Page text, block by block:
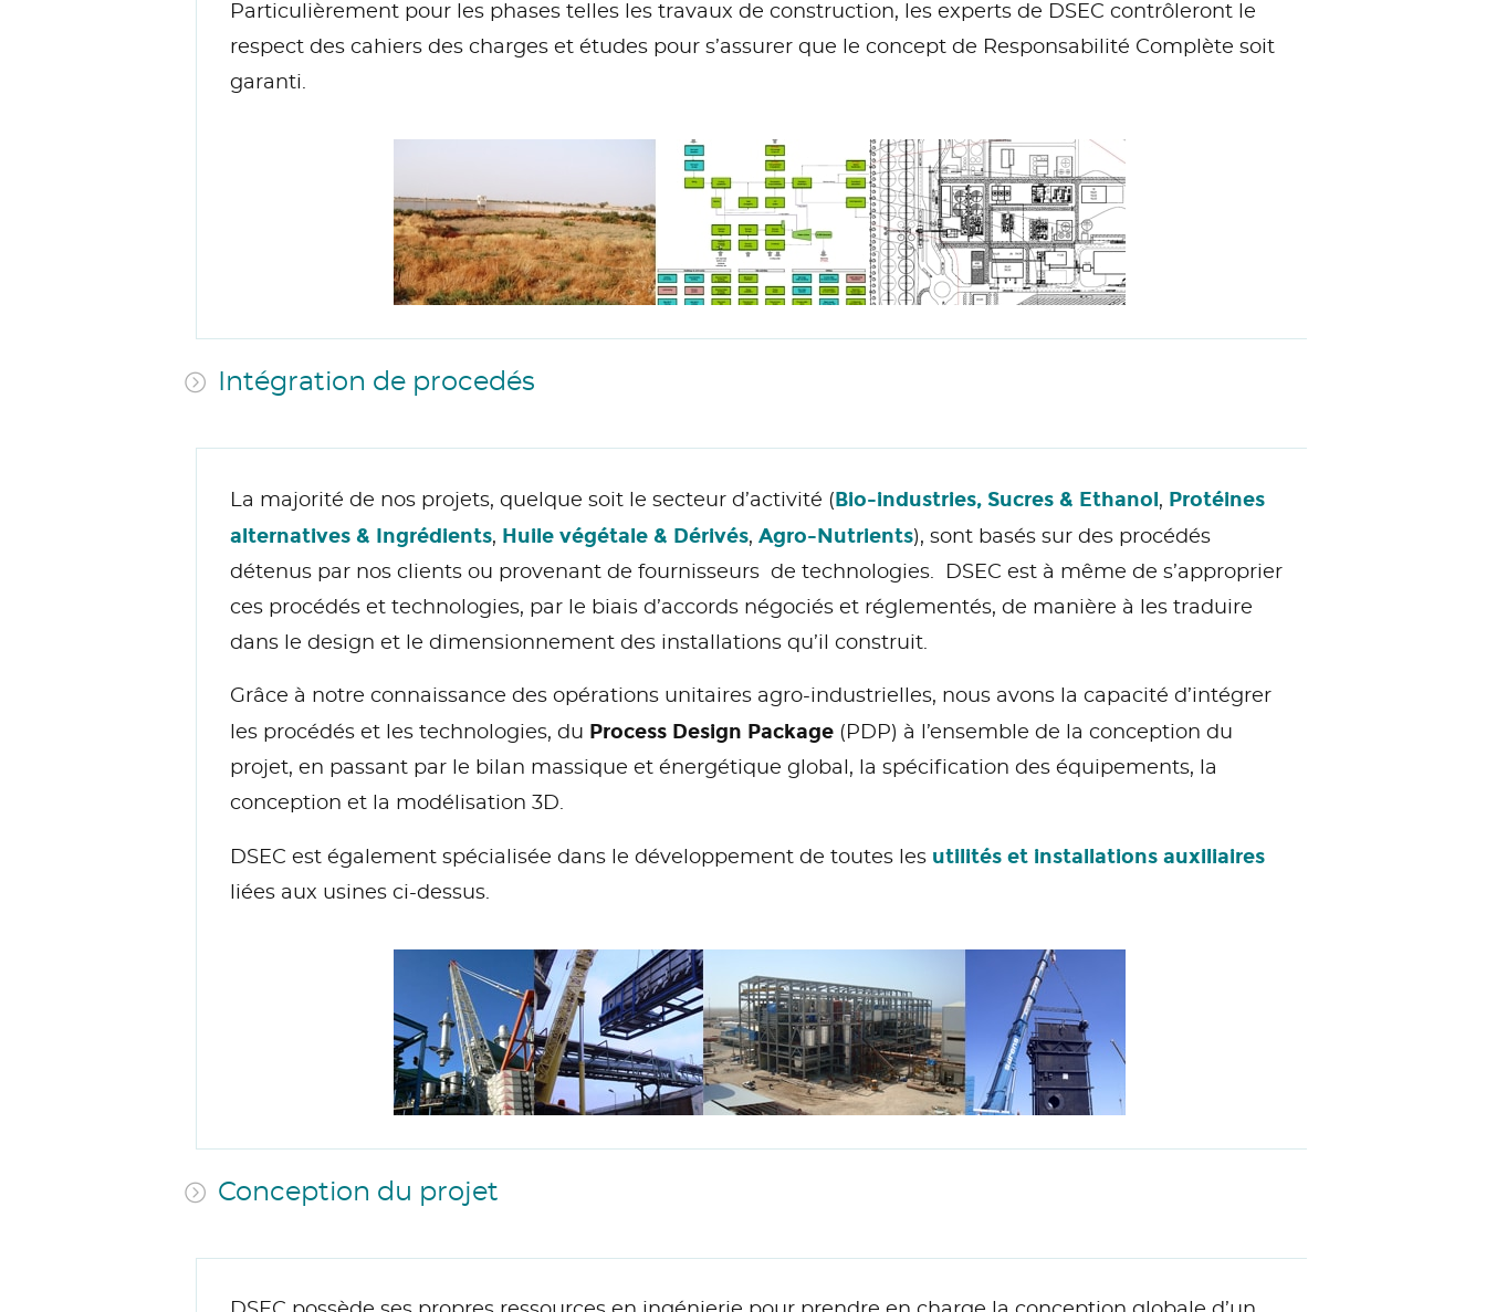
Particulièrement pour les phases telles les travaux de construction, les experts de DSEC contrôleront le
respect des cahiers des charges et études pour s’assurer que le concept de Responsabilité Complète soit
garanti.
Intégration de procedés
La majorité de nos projets, quelque soit le secteur d’activité (Bio-industries, Sucres & Ethanol, Protéines
alternatives & Ingrédients, Huile végétale & Dérivés, Agro-Nutrients), sont basés sur des procédés
détenus par nos clients ou provenant de fournisseurs de technologies. DSEC est à même de s’approprier
ces procédés et technologies, par le biais d’accords négociés et réglementés, de manière à les traduire
dans le design et le dimensionnement des installations qu’il construit.
Grâce à notre connaissance des opérations unitaires agro-industrielles, nous avons la capacité d’intégrer
les procédés et les technologies, du Process Design Package (PDP) à l’ensemble de la conception du
projet, en passant par le bilan massique et énergétique global, la spécification des équipements, la
conception et la modélisation 3D.
DSEC est également spécialisée dans le développement de toutes les utilités et installations auxiliaires
liées aux usines ci-dessus.
Conception du projet